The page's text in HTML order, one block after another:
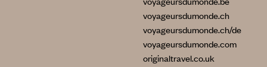
voyageursdumonde.ch
voyageursdumonde.ch/de
voyageursdumonde.com
originaltravel.co.uk